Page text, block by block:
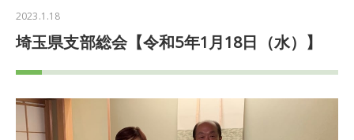
2023.1.18
埼玉県支部総会【令和5年1月18日（水）】